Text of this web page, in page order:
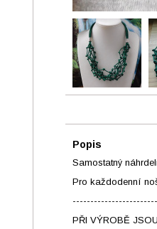
Popis
Samostatný
Pro každodenní
PŘI VÝROBĚ